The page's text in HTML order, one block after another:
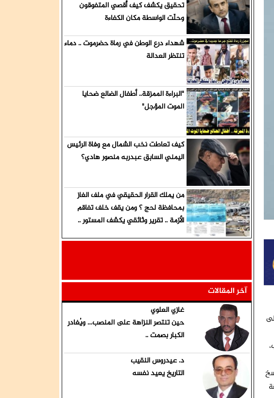
للحوثيين وتهميش قيادات
للإفراج عنه
إيمانها الراسخ
تحقيق يكشف كيف أُقصي المتفوقون
وحلّت الواسطة مكان الكفاءة
شهداء درع الوطن في رماة حضرموت .. دماء
تنتظر العدالة
"البراءة الممزقة.. أطفال الضالع ضحايا
الموت المؤجل"
كيف تعاطت نخب الشمال مع وفاة الرئيس
اليمني السابق عبدربه منصور هادي؟
من يملك القرار الحقيقي في ملف الغاز
بمحافظة لحج ؟ ومن يقف خلف تفاقم
الأزمة .. تقرير وثائقي يكشف المستور ..
آخر المقالات
غازي العلوي
حين تنتصر النزاهة على المنصب… ويُغادر
الكبار بصمت ..
د. عيدروس النقيب
التاريخ يعيد نفسه